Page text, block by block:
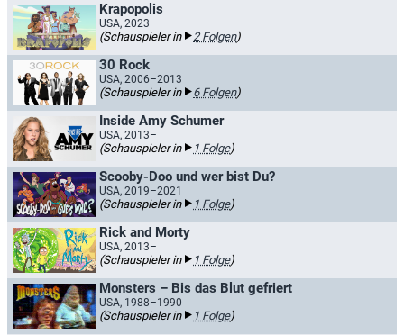
Krapopolis
USA, 2023–
(Schauspieler in 2 Folgen)
30 Rock
USA, 2006–2013
(Schauspieler in 6 Folgen)
Inside Amy Schumer
USA, 2013–
(Schauspieler in 1 Folge)
Scooby-Doo und wer bist Du?
USA, 2019–2021
(Schauspieler in 1 Folge)
Rick and Morty
USA, 2013–
(Schauspieler in 1 Folge)
Monsters – Bis das Blut gefriert
USA, 1988–1990
(Schauspieler in 1 Folge)